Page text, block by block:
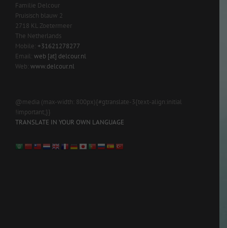
Familie Delcour
Pruisisch blauw 2
2718 KL Zoetermeer
The Netherlands
Mobile: +31621278277
Email: web [at] delcour.nl
Web: www.delcour.nl
@media (max-width: 800px){#gtranslate-3{text-align:initial
!important;}}
TRANSLATE IN YOUR OWN LANGUAGE